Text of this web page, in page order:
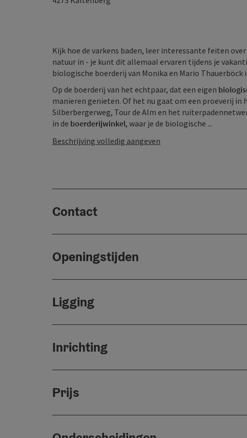
Kijk hoe de varkens baden, leer interessante feiten
natuur in - je kunt dit allemaal ervaren tijdens je
biologische boerderij van Monika en Mario Thauerböck
Op de boerderij van het echtpaar, dat een eigen
manieren genieten. Of het nu gaat om een proeverij in
Silberbergerweg, Tour de Alm en het
in de boerderijwinkel, waar je de biologische ...
Beschrijving volledig aangeven
Contact
Openingstijden
Ligging
Inrichting
Prijs